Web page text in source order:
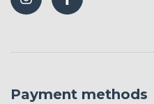
Payment methods